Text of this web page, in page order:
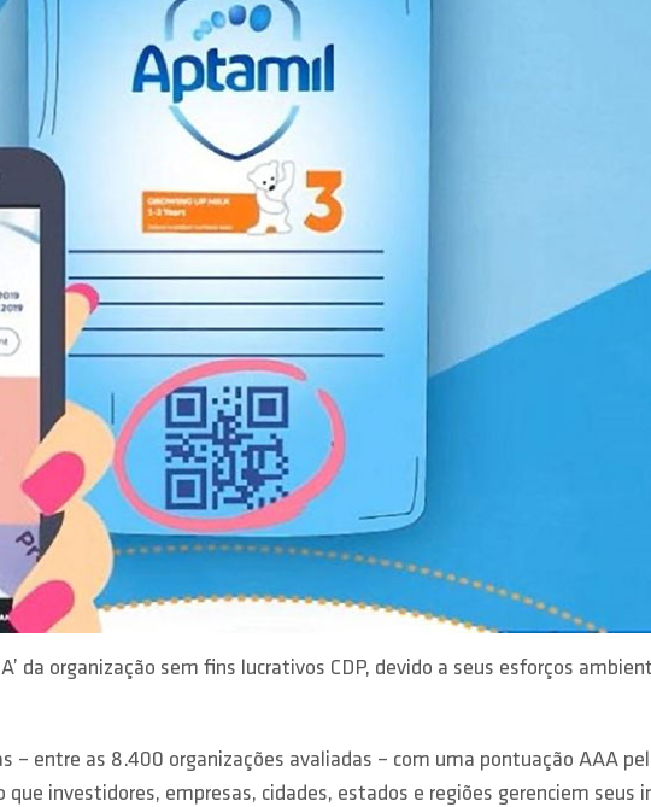
da organização sem fins lucrativos CDP, devido a seus esforços
– entre as 8.400 organizações avaliadas – com uma pontuação AAA
investidores, empresas, cidades, estados e regiões gerenciem seus